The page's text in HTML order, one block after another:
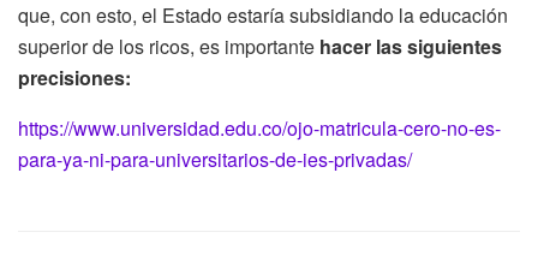
que, con esto, el Estado estaría subsidiando la educación
superior de los ricos, es importante hacer las siguientes
precisiones:
https://www.universidad.edu.co/ojo-matricula-cero-no-es-
para-ya-ni-para-universitarios-de-ies-privadas/